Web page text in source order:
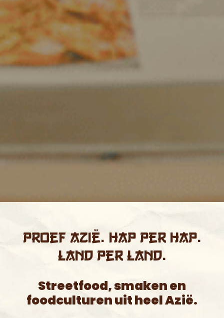
Proef Azië. Hap per hap.
Land per land.
Streetfood, smaken en
foodculturen uit heel Azië.